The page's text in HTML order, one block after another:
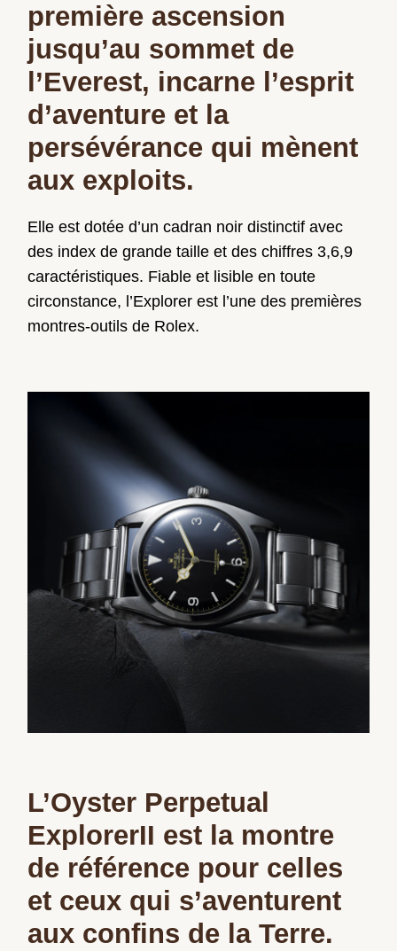
première ascension
jusqu’au sommet de
l’Everest, incarne l’esprit
d’aventure et la
persévérance qui mènent
aux exploits.
Elle est dotée d’un cadran noir distinctif avec
des index de grande taille et des chiffres 3,6,9
caractéristiques. Fiable et lisible en toute
circonstance, l’Explorer est l’une des premières
montres-outils de Rolex.
L’Oyster Perpetual
ExplorerII est la montre
de référence pour celles
et ceux qui s’aventurent
aux confins de la Terre.